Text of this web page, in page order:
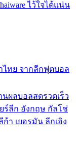
ไว้ใจได้แน่น
ไทย จากลีกฟุตบอล
นผลบอลสดรวดเร็ว
ร์ลีก อังกฤษ กัลโช่
ก้า เยอรมัน ลีกเอิง